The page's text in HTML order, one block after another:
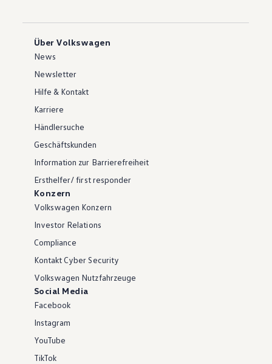
Über Volkswagen
News
Newsletter
Hilfe & Kontakt
Karriere
Händlersuche
Geschäftskunden
Information zur Barrierefreiheit
Ersthelfer/ first responder
Konzern
Volkswagen Konzern
Investor Relations
Compliance
Kontakt Cyber Security
Volkswagen Nutzfahrzeuge
Social Media
Facebook
Instagram
YouTube
TikTok